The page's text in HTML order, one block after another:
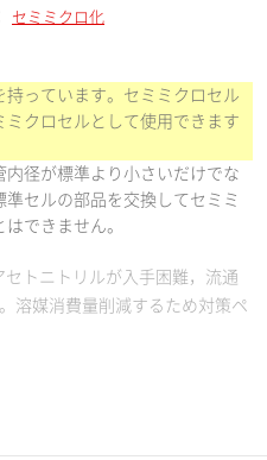
セミミクロ化
っています。セミミクロセル
クロセルとして使用できます
径が標準より小さいだけでな
セルの部品を交換してセミミ
できません。
トニトリルが入手困難，流通
溶媒消費量削減するため対策ペ